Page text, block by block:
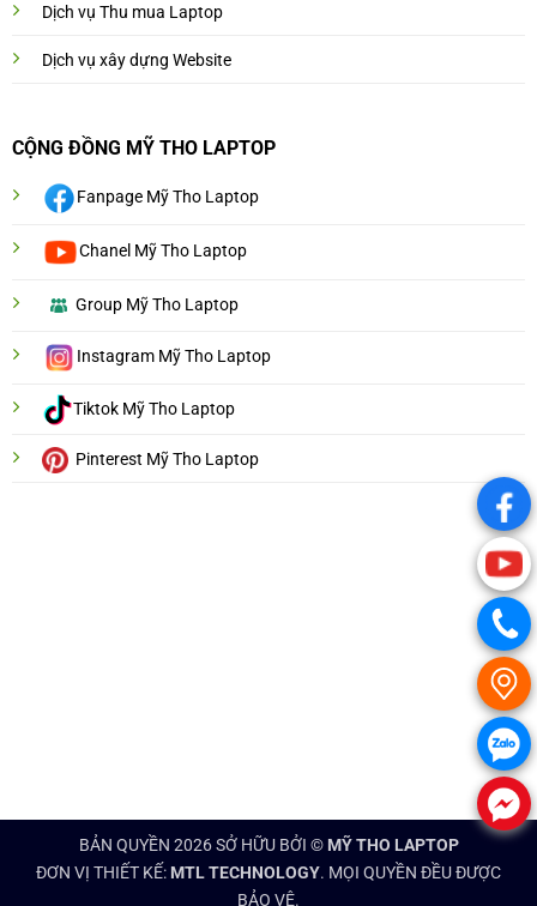
Dịch vụ Thu mua Laptop
Dịch vụ xây dựng Website
CỘNG ĐỒNG MỸ THO LAPTOP
Fanpage Mỹ Tho Laptop
Chanel Mỹ Tho Laptop
Group Mỹ Tho Laptop
Instagram Mỹ Tho Laptop
Tiktok Mỹ Tho Laptop
Pinterest Mỹ Tho Laptop
BẢN QUYỀN 2026 SỞ HỮU BỞI © MỸ THO LAPTOP
ĐƠN VỊ THIẾT KẾ: MTL TECHNOLOGY. MỌI QUYỀN ĐỀU ĐƯỢC
BẢO VỆ.
.
.
.
.
.
.